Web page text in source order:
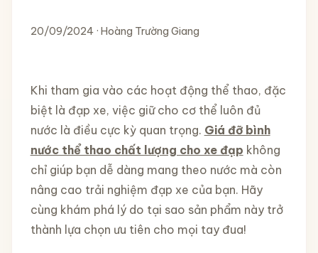
20/09/2024 · Hoàng Trường Giang
Khi tham gia vào các hoạt động thể thao, đặc
biệt là đạp xe, việc giữ cho cơ thể luôn đủ
nước là điều cực kỳ quan trọng. Giá đỡ bình
nước thể thao chất lượng cho xe đạp không
chỉ giúp bạn dễ dàng mang theo nước mà còn
nâng cao trải nghiệm đạp xe của bạn. Hãy
cùng khám phá lý do tại sao sản phẩm này trở
thành lựa chọn ưu tiên cho mọi tay đua!